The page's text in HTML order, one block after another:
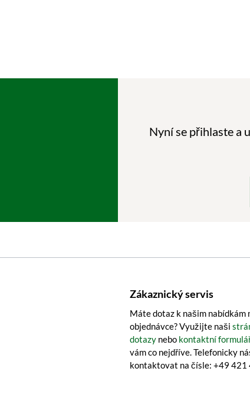
Nyní se přihlaste a
Zákaznický servis
Máte dotaz k našim nabídkám
objednávce? Využijte naši
dotazy nebo kontaktní
vám co nejdříve. Telefonicky
kontaktovat na čísle: +49